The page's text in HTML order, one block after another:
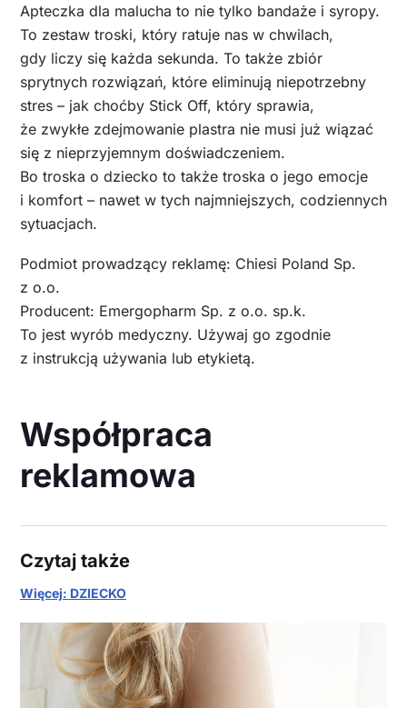
Apteczka dla malucha to nie tylko bandaże i syropy.
To zestaw troski, który ratuje nas w chwilach,
gdy liczy się każda sekunda. To także zbiór
sprytnych rozwiązań, które eliminują niepotrzebny
stres – jak choćby Stick Off, który sprawia,
że zwykłe zdejmowanie plastra nie musi już wiązać
się z nieprzyjemnym doświadczeniem.
Bo troska o dziecko to także troska o jego emocje
i komfort – nawet w tych najmniejszych, codziennych
sytuacjach.
Podmiot prowadzący reklamę: Chiesi Poland Sp.
z o.o.
Producent: Emergopharm Sp. z o.o. sp.k.
To jest wyrób medyczny. Używaj go zgodnie
z instrukcją używania lub etykietą.
Współpraca
reklamowa
Czytaj także
Więcej: DZIECKO